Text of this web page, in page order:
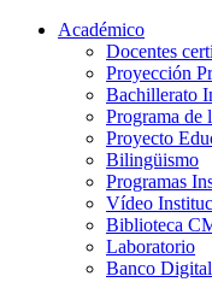
Académico
Docentes
Proyección
Bachillerato
Programa de
Proyecto
Bilingüismo
Programas
Vídeo
Biblioteca
Laboratorio
Banco Digital